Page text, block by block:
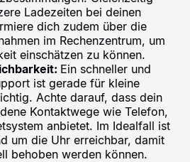
Ladezeiten bei deinen
dich zudem über die
im Rechenzentrum, um
einschätzen zu können.
Ein schneller und
ist gerade für kleine
Achte darauf, dass dein
Kontaktwege wie Telefon,
anbietet. Im Idealfall ist
um die Uhr erreichbar, damit
behoben werden können.